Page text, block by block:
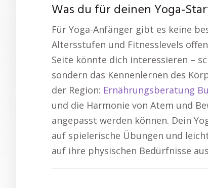
Was du für deinen Yoga-
Für Yoga-Anfänger gibt es keine
Altersstufen und Fitnesslevels
Seite könnte dich interessieren –
sondern das Kennenlernen des
der Region: Ernährungsberatung
und die Harmonie von Atem und
angepasst werden können. Dein
auf spielerische Übungen und
auf ihre physischen Bedürfnisse